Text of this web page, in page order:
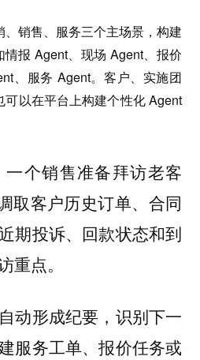
、销售、服务三个主场景，构建
报 Agent、现场 Agent、报价
、服务 Agent。客户、实施团
可以在平台上构建个性化 Agent
个销售准备拜访老客
取客户历史订单、合同
期投诉、回款状态和到
重点。
动形成纪要，识别下一
服务工单、报价任务或